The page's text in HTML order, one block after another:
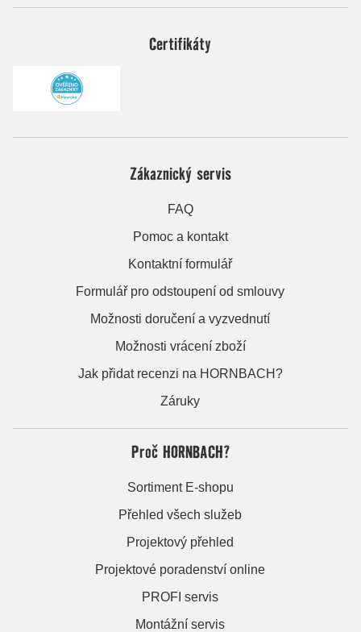
Certifikáty
Zákaznický servis
FAQ
Pomoc a kontakt
Kontaktní formulář
Formulář pro odstoupení od smlouvy
Možnosti doručení a vyzvednutí
Možnosti vrácení zboží
Jak přidat recenzi na HORNBACH?
Záruky
Proč HORNBACH?
Sortiment E-shopu
Přehled všech služeb
Projektový přehled
Projektové poradenství online
PROFI servis
Montážní servis